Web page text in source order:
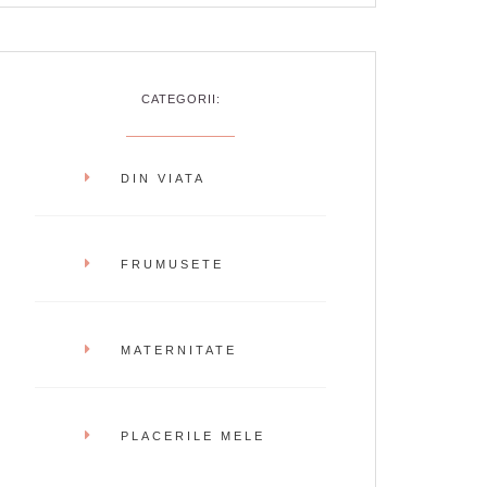
CATEGORII:
DIN VIATA
FRUMUSETE
MATERNITATE
PLACERILE MELE